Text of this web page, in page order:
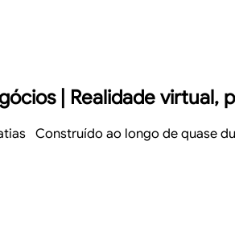
| Realidade virtual,
Construído ao longo de quase